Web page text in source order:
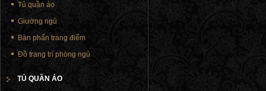
Tủ quần áo
Giường ngủ
Bàn phấn trang điểm
Đồ trang trí phòng ngủ
TỦ QUẦN ÁO